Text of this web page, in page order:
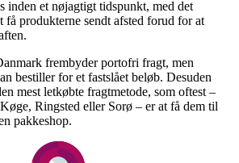
inden et nøjagtigt tidspunkt, med det
få produkterne sendt afsted forud for at
frembyder portofri fragt, men
bestiller for et fastslået beløb. Desuden
mest letkøbte fragtmetode, som oftest –
Ringsted eller Sorø – er at få dem til
pakkeshop.